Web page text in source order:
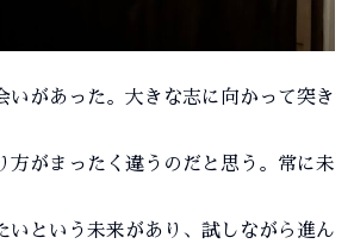
いがあった。大きな志に向かって突き
方がまったく違うのだと思う。常に未
いという未来があり、試しながら進ん